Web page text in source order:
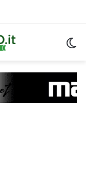
granata